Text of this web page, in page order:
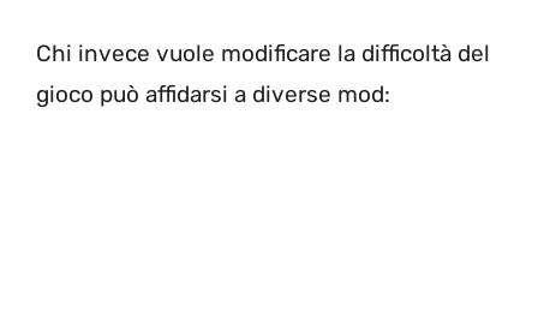
Chi invece vuole modificare la difficoltà del
gioco può affidarsi a diverse mod: